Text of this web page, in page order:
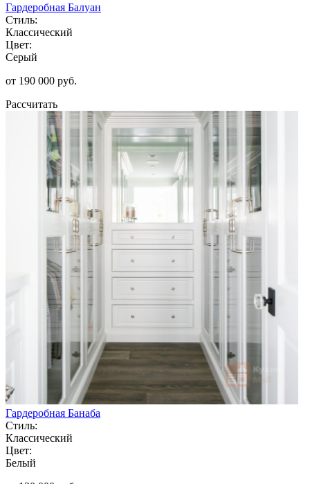
Гардеробная Балуан
Стиль:
Классический
Цвет:
Серый
от 190 000 руб.
Рассчитать
Гардеробная Банаба
Стиль:
Классический
Цвет:
Белый